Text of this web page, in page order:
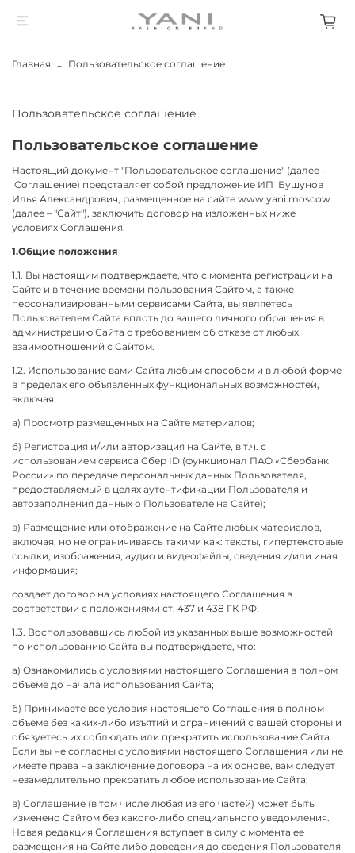
Главная Пользовательское соглашение
Пользовательское соглашение
Пользовательское соглашение
Настоящий документ "Пользовательское соглашение" (далее –
Соглашение) представляет собой предложение ИП Бушунов
Илья Александрович, размещенное на сайте www.yani.moscow
(далее – "Сайт"), заключить договор на изложенных ниже
условиях Соглашения.
1.Общие положения
1.1. Вы настоящим подтверждаете, что с момента регистрации на
Сайте и в течение времени пользования Сайтом, а также
персонализированными сервисами Сайта, вы являетесь
Пользователем Сайта вплоть до вашего личного обращения в
администрацию Сайта с требованием об отказе от любых
взаимоотношений с Сайтом.
1.2. Использование вами Сайта любым способом и в любой форме
в пределах его объявленных функциональных возможностей,
включая:
а) Просмотр размещенных на Сайте материалов;
б) Регистрация и/или авторизация на Сайте, в т.ч. с
использованием сервиса Сбер ID (функционал ПАО «Сбербанк
России» по передаче персональных данных Пользователя,
предоставляемый в целях аутентификации Пользователя и
автозаполнения данных о Пользователе на Сайте);
в) Размещение или отображение на Сайте любых материалов,
включая, но не ограничиваясь такими как: тексты, гипертекстовые
ссылки, изображения, аудио и видеофайлы, сведения и/или иная
информация;
создает договор на условиях настоящего Соглашения в
соответствии с положениями ст. 437 и 438 ГК РФ.
1.3. Воспользовавшись любой из указанных выше возможностей
по использованию Сайта вы подтверждаете, что:
а) Ознакомились с условиями настоящего Соглашения в полном
объеме до начала использования Сайта;
б) Принимаете все условия настоящего Соглашения в полном
объеме без каких-либо изъятий и ограничений с вашей стороны и
обязуетесь их соблюдать или прекратить использование Сайта.
Если вы не согласны с условиями настоящего Соглашения или не
имеете права на заключение договора на их основе, вам следует
незамедлительно прекратить любое использование Сайта;
в) Соглашение (в том числе любая из его частей) может быть
изменено Сайтом без какого-либо специального уведомления.
Новая редакция Соглашения вступает в силу с момента ее
размещения на Сайте либо доведения до сведения Пользователя